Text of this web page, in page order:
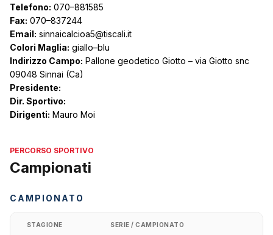
Telefono: 070–881585
Fax: 070–837244
Email: sinnaicalcioa5@tiscali.it
Colori Maglia: giallo–blu
Indirizzo Campo: Pallone geodetico Giotto – via Giotto snc
09048 Sinnai (Ca)
Presidente:
Dir. Sportivo:
Dirigenti: Mauro Moi
PERCORSO SPORTIVO
Campionati
CAMPIONATO
STAGIONE SERIE / CAMPIONATO